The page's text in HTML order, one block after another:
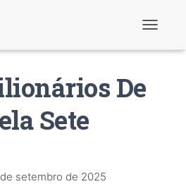
De
Sete
setembro de 2025